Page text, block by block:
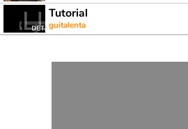
Tutorial
guitalenta